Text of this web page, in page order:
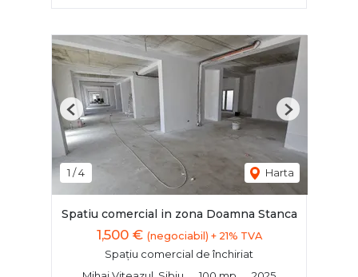
1 /4 Harta
Previous Next
Spatiu comercial in zona Doamna Stanca
1,500 € (negociabil) + 21% TVA
Spațiu comercial de închiriat